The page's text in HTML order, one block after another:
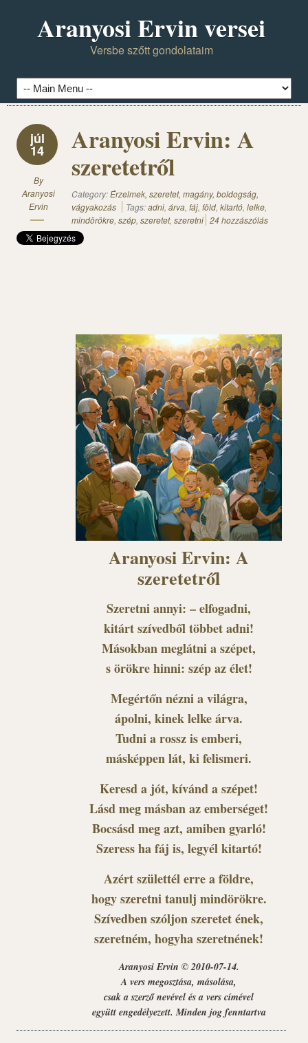
Aranyosi Ervin versei
Versbe szőtt gondolataim
júl
14
By
Aranyosi
Ervin
Aranyosi Ervin: A
szeretetről
Category:Érzelmek, szeretet, magány, boldogság,
vágyakozás
Tags:adni, árva, fáj, föld, kitartó, lelke,
mindörökre, szép, szeretet, szeretni 24 hozzászólás
Aranyosi Ervin: A
szeretetről
Szeretni annyi: – elfogadni,
kitárt szívedből többet adni!
Másokban meglátni a szépet,
s örökre hinni: szép az élet!
Megértőn nézni a világra,
ápolni, kinek lelke árva.
Tudni a rossz is emberi,
másképpen lát, ki felismeri.
Keresd a jót, kívánd a szépet!
Lásd meg másban az emberséget!
Bocsásd meg azt, amiben gyarló!
Szeress ha fáj is, legyél kitartó!
Azért születtél erre a földre,
hogy szeretni tanulj mindörökre.
Szívedben szóljon szeretet ének,
szeretném, hogyha szeretnének!
Aranyosi Ervin © 2010-07-14.
A vers megosztása, másolása,
csak a szerző nevével és a vers címével
együtt engedélyezett. Minden jog fenntartva